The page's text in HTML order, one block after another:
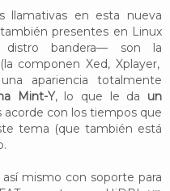
llamativas en esta nueva
presentes en Linux
bandera— son la
componen Xed, Xplayer,
apariencia totalmente
Mint-Y, lo que le da un
con los tiempos que
tema (que también está
mismo con soporte para